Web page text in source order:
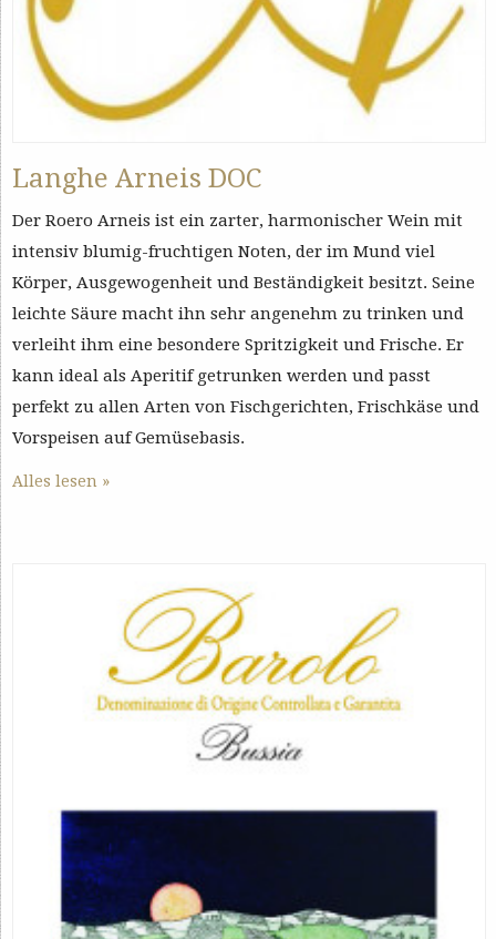
Langhe Arneis DOC
Der Roero Arneis ist ein zarter, harmonischer Wein mit
intensiv blumig-fruchtigen Noten, der im Mund viel
Körper, Ausgewogenheit und Beständigkeit besitzt. Seine
leichte Säure macht ihn sehr angenehm zu trinken und
verleiht ihm eine besondere Spritzigkeit und Frische. Er
kann ideal als Aperitif getrunken werden und passt
perfekt zu allen Arten von Fischgerichten, Frischkäse und
Vorspeisen auf Gemüsebasis.
Alles lesen »